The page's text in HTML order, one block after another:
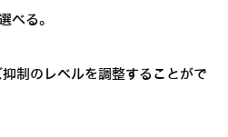
べる。
制のレベルを調整することがで